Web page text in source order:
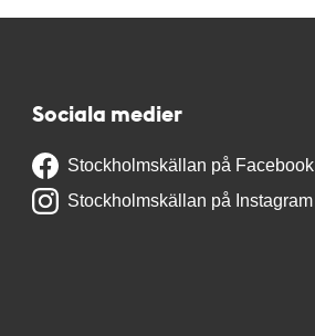
Sociala medier
Stockholmskällan på Facebook
Stockholmskällan på Instagram